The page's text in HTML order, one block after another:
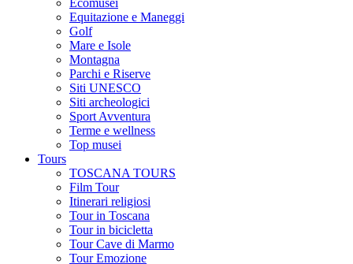
Ecomusei
Equitazione e Maneggi
Golf
Mare e Isole
Montagna
Parchi e Riserve
Siti UNESCO
Siti archeologici
Sport Avventura
Terme e wellness
Top musei
Tours
TOSCANA TOURS
Film Tour
Itinerari religiosi
Tour in Toscana
Tour in bicicletta
Tour Cave di Marmo
Tour Emozione